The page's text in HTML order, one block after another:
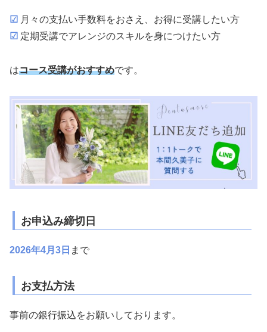
☑ 月々の支払い手数料をおさえ、お得に受講したい方
☑ 定期受講でアレンジのスキルを身につけたい方
はコース受講がおすすめです。
お申込み締切日
2026年4月3日 まで
お支払方法
事前の銀行振込をお願いしております。